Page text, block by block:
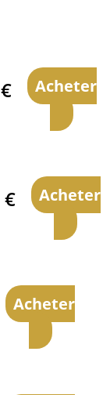
€ Acheter
€ Acheter
Acheter